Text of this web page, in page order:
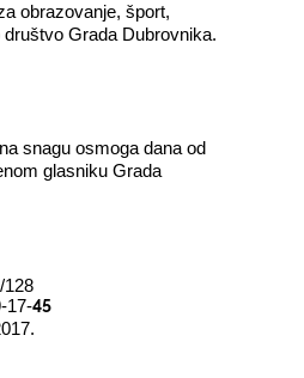
obrazovanje, šport,
Grada Dubrovnika.
snagu osmoga dana od
glasniku Grada
128
17-45